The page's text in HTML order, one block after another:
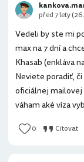
Vedeli by ste mi
max na 7 dní a
Khasab (enkláva
Neviete poradiť,
oficiálnej mailovej
váham aké víza
0 Citovat
před 7 lety